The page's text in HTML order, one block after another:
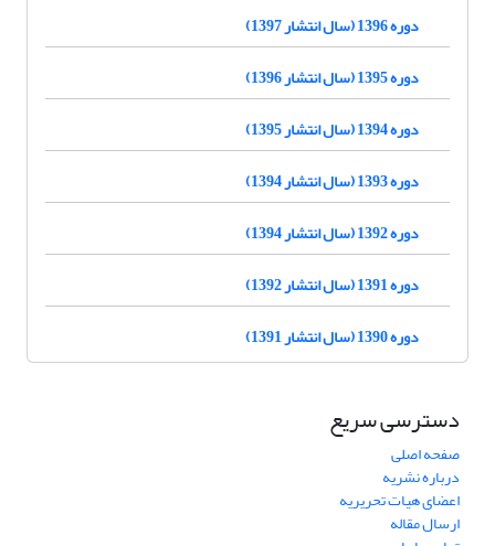
دوره 1396 (سال انتشار 1397)
دوره 1395 (سال انتشار 1396)
دوره 1394 (سال انتشار 1395)
دوره 1393 (سال انتشار 1394)
دوره 1392 (سال انتشار 1394)
دوره 1391 (سال انتشار 1392)
دوره 1390 (سال انتشار 1391)
دسترسی سریع
صفحه اصلی
درباره نشریه
اعضای هیات تحریریه
ارسال مقاله